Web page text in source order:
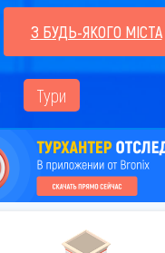
З БУДЬ-ЯКОГО МІСТА
Тури